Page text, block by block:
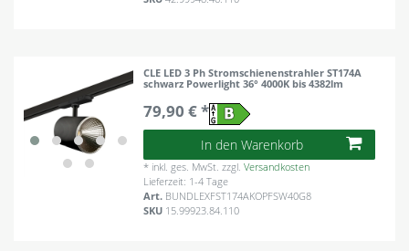
CLE LED 3 Ph Stromschienenstrahler ST174A
schwarz Powerlight 36° 4000K bis 4382lm
79,90 € *
In den Warenkorb
* inkl. ges. MwSt. zzgl.Versandkosten
Lieferzeit: 1-4 Tage
Art. BUNDLEXFST174AKOPFSW40G8
SKU 15.99923.84.110